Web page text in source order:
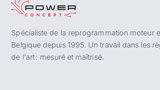
Spécialiste de la reprogrammation moteur
Belgique depuis 1995. Un travail dans les
de l'art : mesuré et maîtrisé.